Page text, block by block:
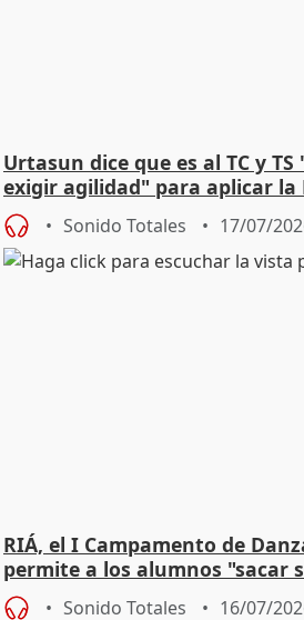
Urtasun dice que es al TC y
exigir agilidad" para aplicar la
Sonido Totales 17/07/
RIÁ, el I Campamento de
permite a los alumnos "sacar
piel"
Sonido Totales 16/07/